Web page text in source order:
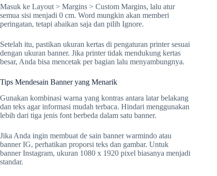
Masuk ke Layout > Margins > Custom Margins, lalu atur
semua sisi menjadi 0 cm. Word mungkin akan memberi
peringatan, tetapi abaikan saja dan pilih Ignore.
Setelah itu, pastikan ukuran kertas di pengaturan printer sesuai
dengan ukuran banner. Jika printer tidak mendukung kertas
besar, Anda bisa mencetak per bagian lalu menyambungnya.
Tips Mendesain Banner yang Menarik
Gunakan kombinasi warna yang kontras antara latar belakang
dan teks agar informasi mudah terbaca. Hindari menggunakan
lebih dari tiga jenis font berbeda dalam satu banner.
Jika Anda ingin membuat de sain banner warmindo atau
banner IG, perhatikan proporsi teks dan gambar. Untuk
banner Instagram, ukuran 1080 x 1920 pixel biasanya menjadi
standar.